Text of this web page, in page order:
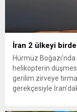
İran 2 ülkeyi
Hürmüz
helikopterin
gerilim zirveye
gerekçesiyle